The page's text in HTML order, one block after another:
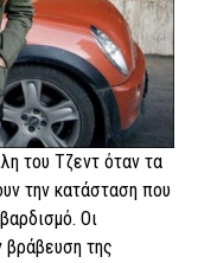
του Τζεντ όταν τα
την κατάσταση που
Οι
βράβευση της